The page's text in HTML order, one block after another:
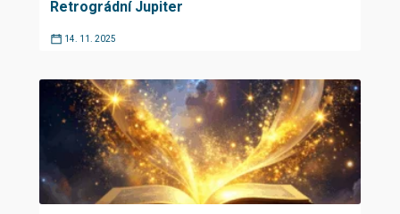
Retrográdní Jupiter
14. 11. 2025